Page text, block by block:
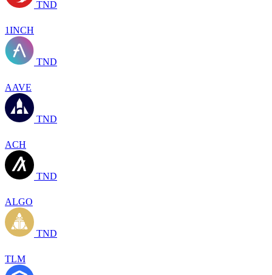
TND
1INCH
TND
AAVE
TND
ACH
TND
ALGO
TND
TLM